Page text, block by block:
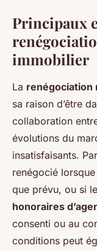
Principaux
immobilier
La renégociation
sa raison d’être
collaboration
évolutions du
insatisfaisants.
renégocié
que prévu, ou si
honoraires
consenti ou au
conditions peut